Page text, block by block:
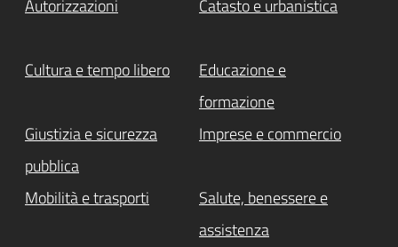
Autorizzazioni Catasto e urbanistica
Cultura e tempo libero
Educazione e
formazione
Giustizia e sicurezza
pubblica
Imprese e commercio
Mobilità e trasporti
Salute, benessere e
assistenza